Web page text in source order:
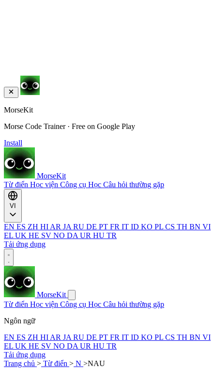
MorseKit
Morse Code Trainer · Free on Google Play
Install
MorseKit
Từ điển Học viện Công cụ Học Câu hỏi thường gặp
EN ES ZH HI AR JA RU DE PT FR IT ID KO PL CS TH BN VI
EL UK HE SV NO DA UR HU TR
Tải ứng dụng
MorseKit
Từ điển Học viện Công cụ Học Câu hỏi thường gặp
Ngôn ngữ
EN ES ZH HI AR JA RU DE PT FR IT ID KO PL CS TH BN VI
EL UK HE SV NO DA UR HU TR
Tải ứng dụng
Trang chủ > Từ điển > N >NAU